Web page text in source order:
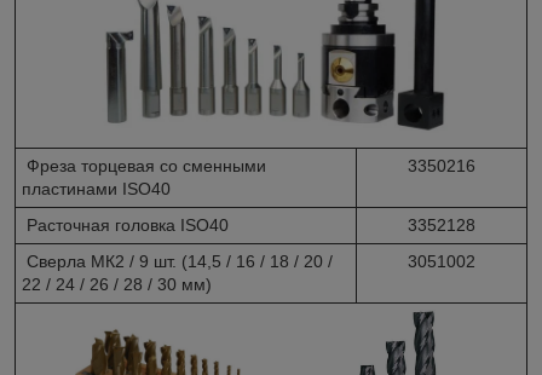
Фреза торцевая со сменными
пластинами ISO40
3350216
Расточная головка ISO40
3352128
Сверла МК2 / 9 шт. (14,5 / 16 / 18 / 20 /
22 / 24 / 26 / 28 / 30 мм)
3051002